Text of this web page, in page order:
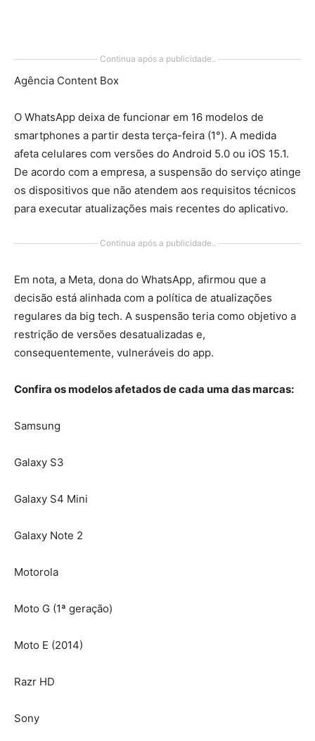
Continua após a publicidade..
Agência Content Box
O WhatsApp deixa de funcionar em 16 modelos de
smartphones a partir desta terça-feira (1°). A medida
afeta celulares com versões do Android 5.0 ou iOS 15.1.
De acordo com a empresa, a suspensão do serviço atinge
os dispositivos que não atendem aos requisitos técnicos
para executar atualizações mais recentes do aplicativo.
Continua após a publicidade..
Em nota, a Meta, dona do WhatsApp, afirmou que a
decisão está alinhada com a política de atualizações
regulares da big tech. A suspensão teria como objetivo a
restrição de versões desatualizadas e,
consequentemente, vulneráveis do app.
Confira os modelos afetados de cada uma das marcas:
Samsung
Galaxy S3
Galaxy S4 Mini
Galaxy Note 2
Motorola
Moto G (1ª geração)
Moto E (2014)
Razr HD
Sony